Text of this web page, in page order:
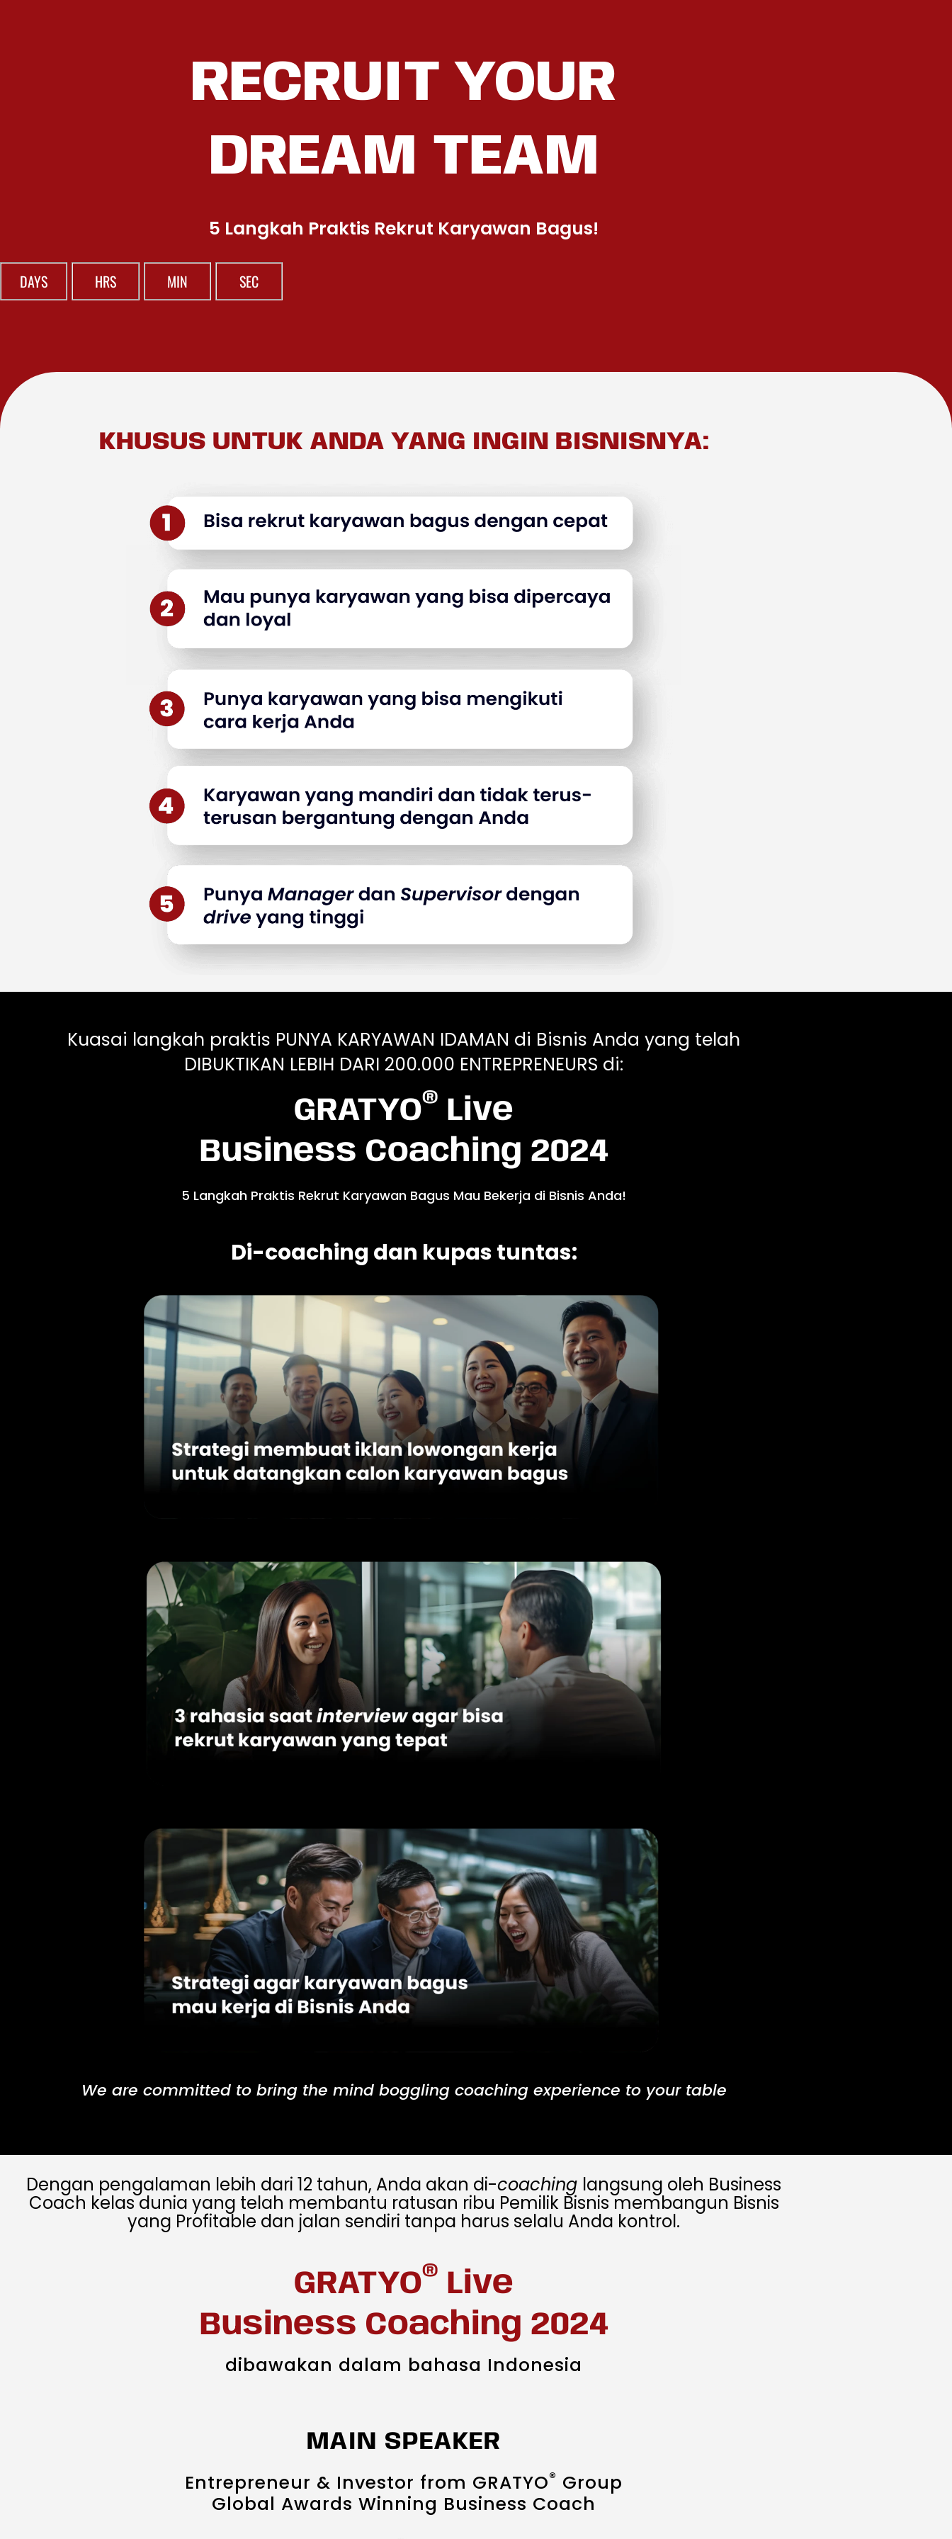
RECRUIT YOUR
DREAM TEAM
5 Langkah Praktis Rekrut Karyawan Bagus!
DAYS HRS MIN SEC
KHUSUS UNTUK ANDA YANG INGIN BISNISNYA:
Kuasai langkah praktis PUNYA KARYAWAN IDAMAN di Bisnis Anda yang telah
DIBUKTIKAN LEBIH DARI 200.000 ENTREPRENEURS di:
GRATYO® Live
Business Coaching 2024
5 Langkah Praktis Rekrut Karyawan Bagus Mau Bekerja di Bisnis Anda!
Di-coaching dan kupas tuntas:
We are committed to bring the mind boggling coaching experience to your table
Dengan pengalaman lebih dari 12 tahun, Anda akan di-coaching langsung oleh Business
Coach kelas dunia yang telah membantu ratusan ribu Pemilik Bisnis membangun Bisnis
yang Profitable dan jalan sendiri tanpa harus selalu Anda kontrol.
GRATYO® Live
Business Coaching 2024
dibawakan dalam bahasa Indonesia
MAIN SPEAKER
Entrepreneur & Investor from GRATYO® Group
Global Awards Winning Business Coach